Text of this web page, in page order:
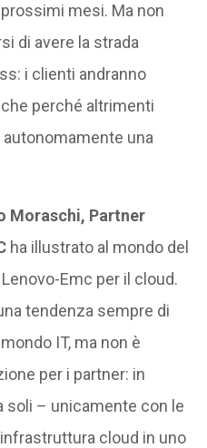
mesi. Ma non
di avere la strada
i clienti andranno
perché altrimenti
una
Moraschi, Partner
ha illustrato al mondo del
Emc per il cloud.
tendenza sempre di
IT, ma non è
per i partner: in
soli – unicamente con le
cloud in uno